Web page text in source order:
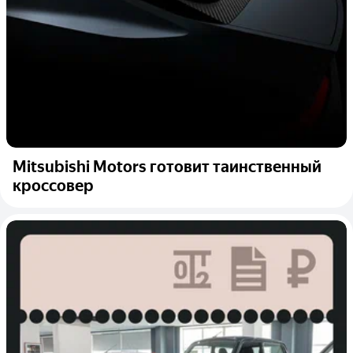
Mitsubishi Motors готовит таинственный
кроссовер